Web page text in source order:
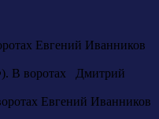
Евгений Иванников
В воротах Дмитрий
Евгений Иванников